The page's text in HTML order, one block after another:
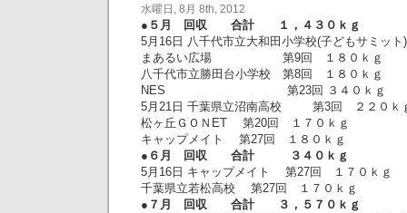
水曜日, 8月 8th, 2012
●５月 回収 合計 １，４３０ｋｇ
5月16日 八千代市立大和田小学校(子どもサミッ
まあるい広場 第9回 １８０ｋｇ
八千代市立勝田台小学校 第8回 １８０ｋｇ
NES 第23回 ３４０ｋｇ
5月21日 千葉県立沼南高校 第3回 ２２０ｋ
松ヶ丘ＧＯＮET 第20回 １７０ｋｇ
キャップメイト 第27回 １８０ｋｇ
●６月 回収 合計 ３４０ｋｇ
5月16日 キャップメイト 第27回 １７０ｋｇ
千葉県立若松高校 第27回 １７０ｋｇ
●７月 回収 合計 ３，５７０ｋｇ